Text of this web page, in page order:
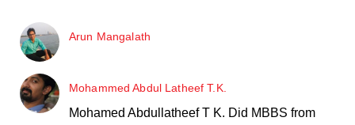
Arun Mangalath
Mohammed Abdul Latheef T.K.
Mohamed Abdullatheef T K. Did MBBS from